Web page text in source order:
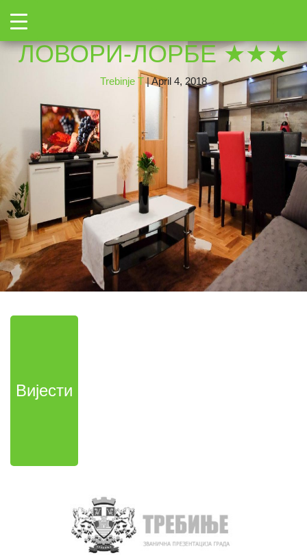
Toggle
ЛОВОРИ-ЛОРБЕ ★★★
Trebinje T |April 4, 2018
Вијести